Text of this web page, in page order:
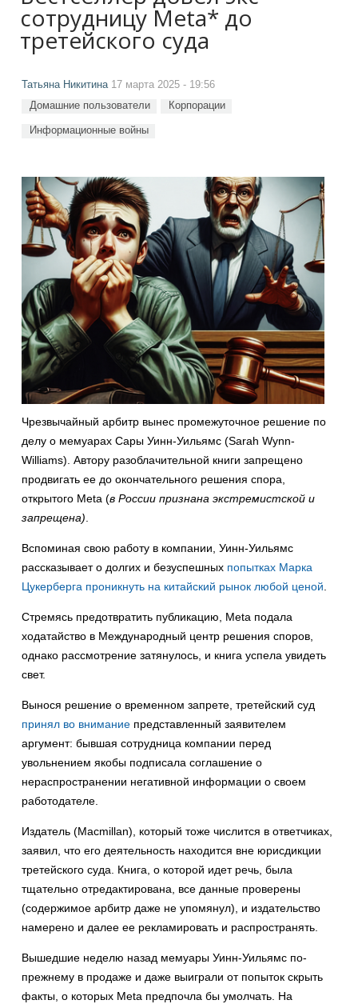
сотрудницу Meta* до
третейского суда
Татьяна Никитина17 марта 2025 - 19:56
Домашние пользователи Корпорации
Информационные войны
Чрезвычайный арбитр вынес промежуточное решение по
делу о мемуарах Сары Уинн-Уильямс (Sarah Wynn-
Williams). Автору разоблачительной книги запрещено
продвигать ее до окончательного решения спора,
открытого Meta (в России признана экстремистской и
запрещена).
Вспоминая свою работу в компании, Уинн-Уильямс
рассказывает о долгих и безуспешных попытках Марка
Цукерберга проникнуть на китайский рынок любой ценой.
Стремясь предотвратить публикацию, Meta подала
ходатайство в Международный центр решения споров,
однако рассмотрение затянулось, и книга успела увидеть
свет.
Вынося решение о временном запрете, третейский суд
принял во внимание представленный заявителем
аргумент: бывшая сотрудница компании перед
увольнением якобы подписала соглашение о
нераспространении негативной информации о своем
работодателе.
Издатель (Macmillan), который тоже числится в ответчиках,
заявил, что его деятельность находится вне юрисдикции
третейского суда. Книга, о которой идет речь, была
тщательно отредактирована, все данные проверены
(содержимое арбитр даже не упомянул), и издательство
намерено и далее ее рекламировать и распространять.
Вышедшие неделю назад мемуары Уинн-Уильямс по-
прежнему в продаже и даже выиграли от попыток скрыть
факты, о которых Meta предпочла бы умолчать. На